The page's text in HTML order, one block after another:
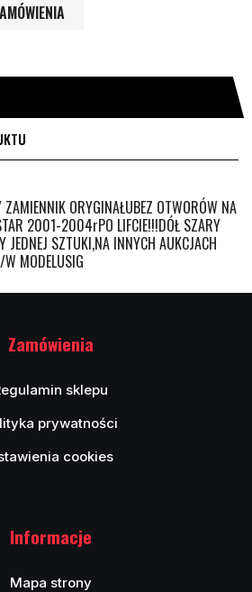
ORYGINAŁUBEZ OTWORÓW NA
2001-2004rPO LIFCIE!!!DÓŁ SZARY
JEDNEJ SZTUKI,NA INNYCH AUKCJACH
MODELUSIG
Zamówienia
sklepu
prywatności
cookies
Informacje
Mapa strony